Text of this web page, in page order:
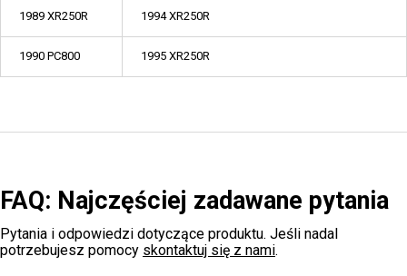
1989 XR250R 1994 XR250R
1990 PC800 1995 XR250R
FAQ: Najczęściej zadawane pytania
Pytania i odpowiedzi dotyczące produktu. Jeśli nadal
potrzebujesz pomocy skontaktuj się z nami.